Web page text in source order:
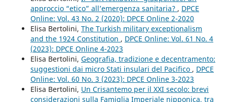
approccio “etico” all’emergenza sanitaria? , DPCE
Online: Vol. 43 No. 2 (2020): DPCE Online 2-2020
Elisa Bertolini, The Turkish military exceptionalism
and the 1924 Constitution , DPCE Online: Vol. 61 No. 4
(2023): DPCE Online 4-2023
Elisa Bertolini, Geografia, tradizione e decentramento:
suggestioni dai micro Stati insulari del Pacifico , DPCE
Online: Vol. 60 No. 3 (2023): DPCE Online 3-2023
Elisa Bertolini, Un Crisantemo per il XXI secolo: brevi
considerazioni sulla Famiglia Imperiale nipponica, tra